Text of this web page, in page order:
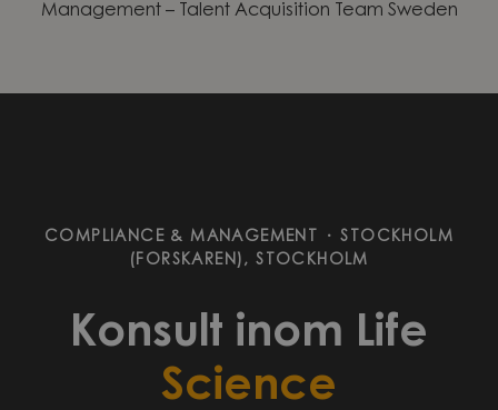
Management – Talent Acquisition Team Sweden
COMPLIANCE & MANAGEMENT ·
STOCKHOLM
(FORSKAREN), STOCKHOLM
Konsult inom Life
Science